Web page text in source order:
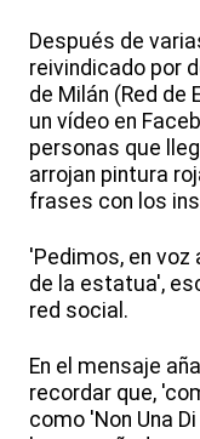
Después de
reivindicado por
de Milán (Red de
un vídeo en
personas que
arrojan pintura
frases con los
'Pedimos, en voz
de la estatua',
red social.
En el mensaje
recordar que,
como 'Non Una